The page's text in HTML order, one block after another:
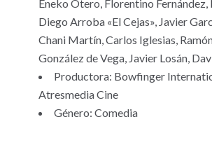
Eneko Otero, Florentino Fernández,
Diego Arroba «El Cejas», Javier
Chani Martín, Carlos Iglesias,
González de Vega, Javier Losán,
Productora: Bowfinger
Atresmedia Cine
Género: Comedia